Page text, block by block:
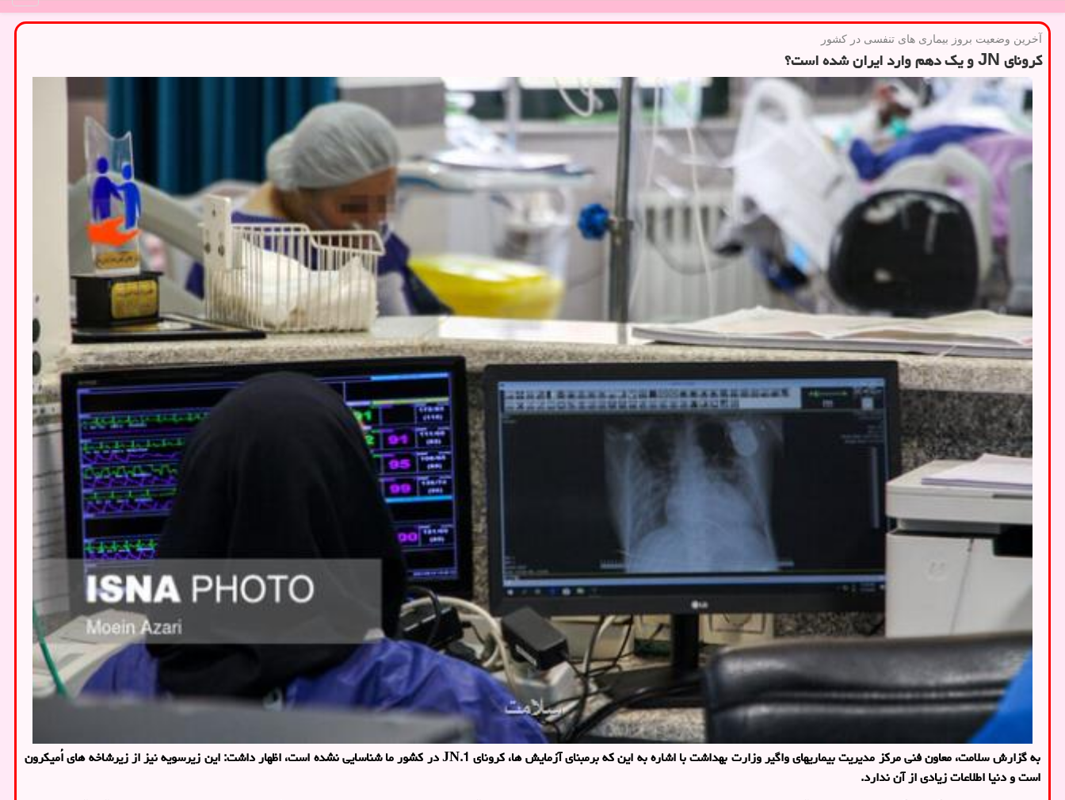
آخرین وضعیت بروز بیماری های تنفسی در كشور
کرونای JN و یک دهم وارد ایران شده است؟
به گزارش سلامت، معاون فنی مرکز مدیریت بیماریهای واگیر وزارت بهداشت با اشاره به این که برمبنای آزمایش ها، کرونای JN.1 در کشور ما شناسایی نشده است، اظهار داشت: این زیرسویه نیز از زیرشاخه های اُمیکرون
است و دنیا اطلاعات زیادی از آن ندارد.